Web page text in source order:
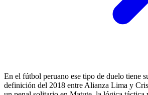
En el fútbol peruano ese tipo de duelo tiene
definición del 2018 entre Alianza Lima y